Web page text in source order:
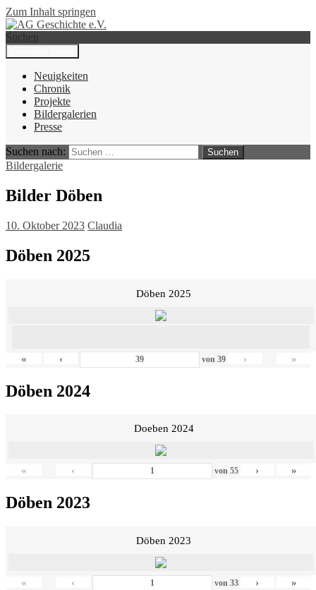
Zum Inhalt springen
AG Geschichte e.V.
Suchen
Neuigkeiten
Chronik
Projekte
Bildergalerien
Presse
Suchen nach:
Bildergalerie
Bilder Döben
10. Oktober 2023 Claudia
Döben 2025
Döben 2025
« ‹ von39 › »
Döben 2024
Doeben 2024
« ‹ von 55 › »
Döben 2023
Döben 2023
« ‹ von 33 › »